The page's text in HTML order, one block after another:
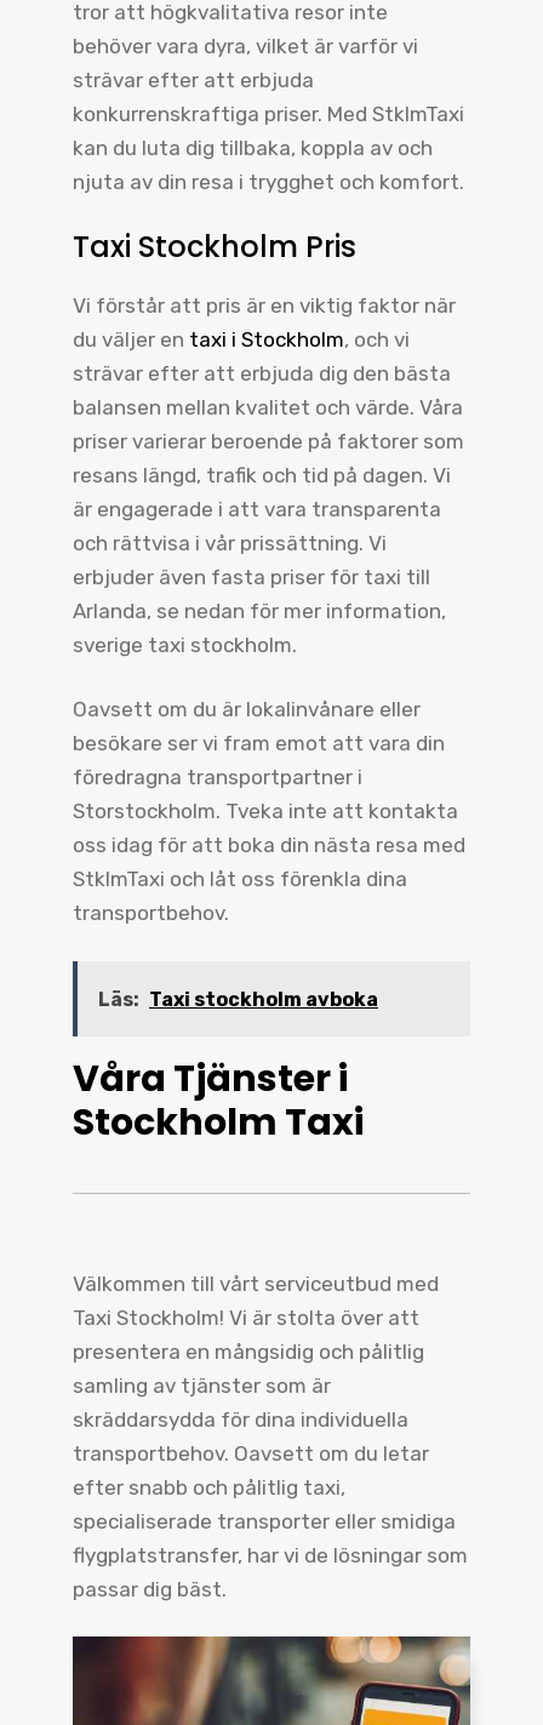
tror att högkvalitativa resor inte
behöver vara dyra, vilket är varför vi
strävar efter att erbjuda
konkurrenskraftiga priser. Med StklmTaxi
kan du luta dig tillbaka, koppla av och
njuta av din resa i trygghet och komfort.
Taxi Stockholm Pris
Vi förstår att pris är en viktig faktor när
du väljer en taxi i Stockholm, och vi
strävar efter att erbjuda dig den bästa
balansen mellan kvalitet och värde. Våra
priser varierar beroende på faktorer som
resans längd, trafik och tid på dagen. Vi
är engagerade i att vara transparenta
och rättvisa i vår prissättning. Vi
erbjuder även fasta priser för taxi till
Arlanda, se nedan för mer information,
sverige taxi stockholm.
Oavsett om du är lokalinvånare eller
besökare ser vi fram emot att vara din
föredragna transportpartner i
Storstockholm. Tveka inte att kontakta
oss idag för att boka din nästa resa med
StklmTaxi och låt oss förenkla dina
transportbehov.
Läs: Taxi stockholm avboka
Våra Tjänster i
Stockholm Taxi
Välkommen till vårt serviceutbud med
Taxi Stockholm! Vi är stolta över att
presentera en mångsidig och pålitlig
samling av tjänster som är
skräddarsydda för dina individuella
transportbehov. Oavsett om du letar
efter snabb och pålitlig taxi,
specialiserade transporter eller smidiga
flygplatstransfer, har vi de lösningar som
passar dig bäst.